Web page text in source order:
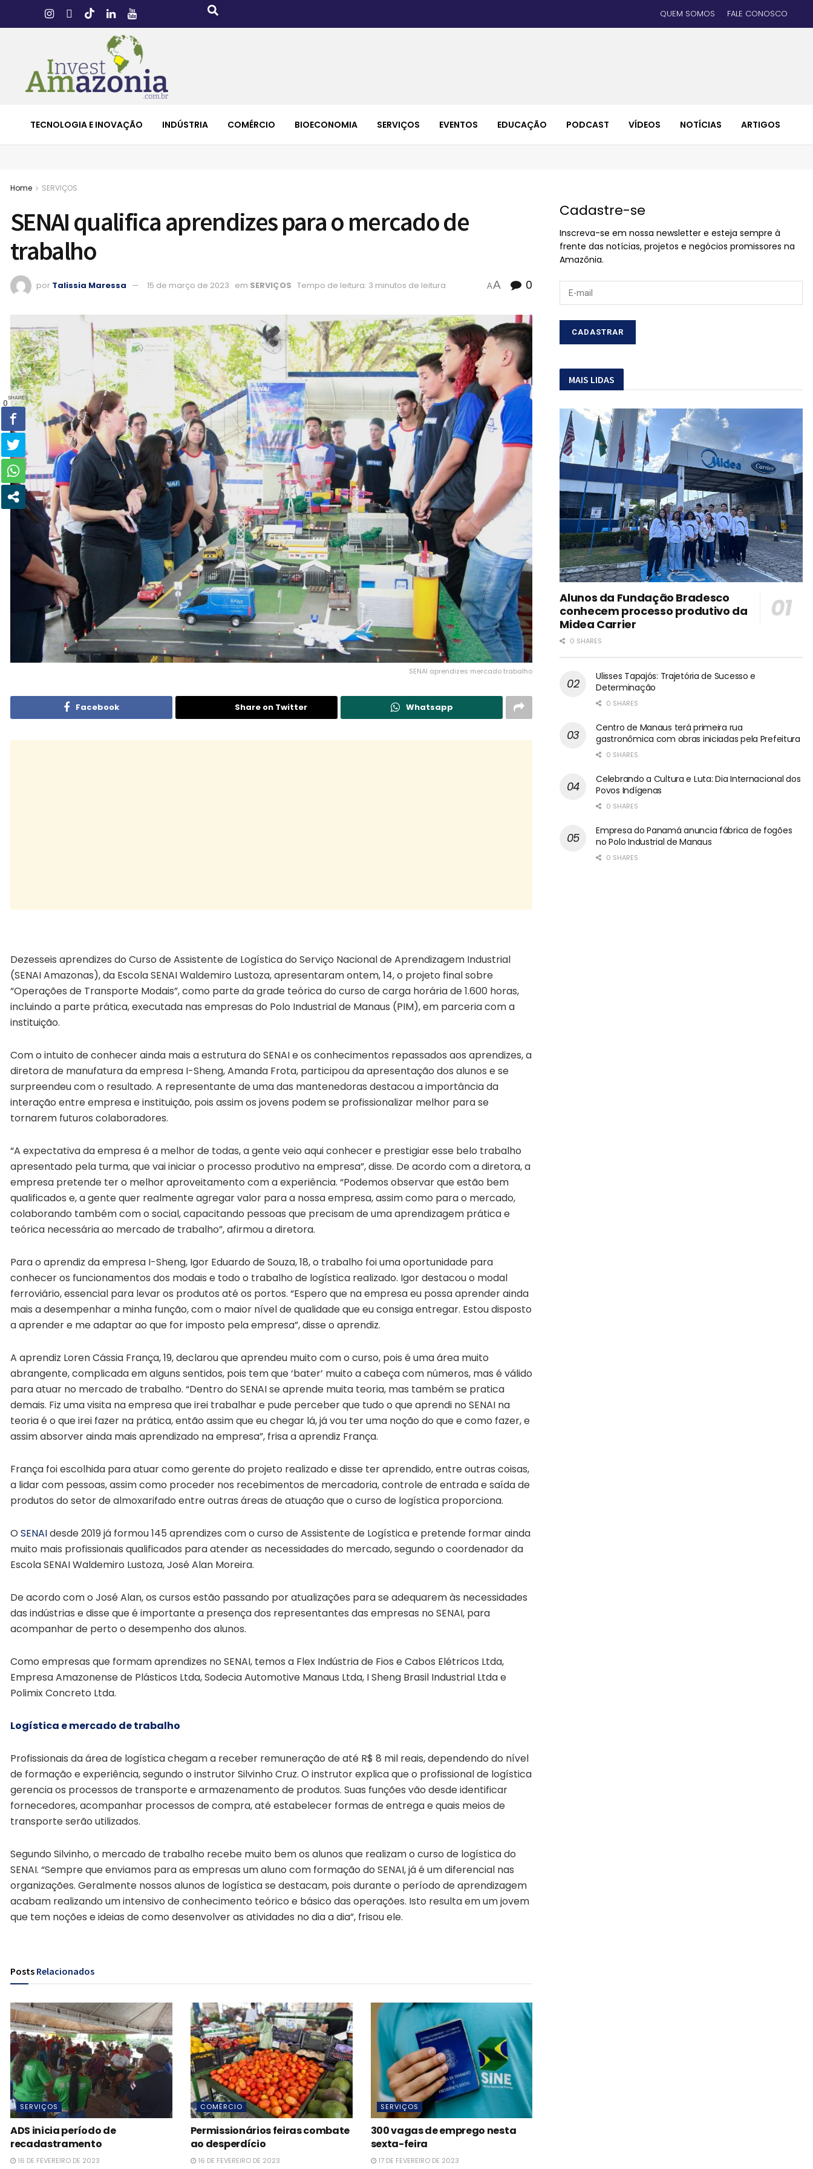
QUEM SOMOS FALE CONOSCO
TECNOLOGIA E INOVAÇÃO INDÚSTRIA COMÉRCIO BIOECONOMIA SERVIÇOS EVENTOS EDUCAÇÃO PODCAST VÍDEOS NOTÍCIAS ARTIGOS
Home SERVIÇOS
SENAI qualifica aprendizes para o mercado de
trabalho
por Talissia Maressa 15 de março de 2023 em SERVIÇOS Tempo de leitura: 3 minutos de leitura AA 0
SENAI aprendizes mercado trabalho
Facebook Share on Twitter Whatsapp
Dezesseis aprendizes do Curso de Assistente de Logística do Serviço Nacional de Aprendizagem Industrial
(SENAI Amazonas), da Escola SENAI Waldemiro Lustoza, apresentaram ontem, 14, o projeto final sobre
“Operações de Transporte Modais”, como parte da grade teórica do curso de carga horária de 1.600 horas,
incluindo a parte prática, executada nas empresas do Polo Industrial de Manaus (PIM), em parceria com a
instituição.
Com o intuito de conhecer ainda mais a estrutura do SENAI e os conhecimentos repassados aos aprendizes, a
diretora de manufatura da empresa I-Sheng, Amanda Frota, participou da apresentação dos alunos e se
surpreendeu com o resultado. A representante de uma das mantenedoras destacou a importância da
interação entre empresa e instituição, pois assim os jovens podem se profissionalizar melhor para se
tornarem futuros colaboradores.
“A expectativa da empresa é a melhor de todas, a gente veio aqui conhecer e prestigiar esse belo trabalho
apresentado pela turma, que vai iniciar o processo produtivo na empresa”, disse. De acordo com a diretora, a
empresa pretende ter o melhor aproveitamento com a experiência. “Podemos observar que estão bem
qualificados e, a gente quer realmente agregar valor para a nossa empresa, assim como para o mercado,
colaborando também com o social, capacitando pessoas que precisam de uma aprendizagem prática e
teórica necessária ao mercado de trabalho”, afirmou a diretora.
Para o aprendiz da empresa I-Sheng, Igor Eduardo de Souza, 18, o trabalho foi uma oportunidade para
conhecer os funcionamentos dos modais e todo o trabalho de logística realizado. Igor destacou o modal
ferroviário, essencial para levar os produtos até os portos. “Espero que na empresa eu possa aprender ainda
mais a desempenhar a minha função, com o maior nível de qualidade que eu consiga entregar. Estou disposto
a aprender e me adaptar ao que for imposto pela empresa”, disse o aprendiz.
A aprendiz Loren Cássia França, 19, declarou que aprendeu muito com o curso, pois é uma área muito
abrangente, complicada em alguns sentidos, pois tem que ‘bater’ muito a cabeça com números, mas é válido
para atuar no mercado de trabalho. “Dentro do SENAI se aprende muita teoria, mas também se pratica
demais. Fiz uma visita na empresa que irei trabalhar e pude perceber que tudo o que aprendi no SENAI na
teoria é o que irei fazer na prática, então assim que eu chegar lá, já vou ter uma noção do que e como fazer, e
assim absorver ainda mais aprendizado na empresa”, frisa a aprendiz França.
França foi escolhida para atuar como gerente do projeto realizado e disse ter aprendido, entre outras coisas,
a lidar com pessoas, assim como proceder nos recebimentos de mercadoria, controle de entrada e saída de
produtos do setor de almoxarifado entre outras áreas de atuação que o curso de logística proporciona.
O SENAIdesde 2019 já formou 145 aprendizes com o curso de Assistente de Logística e pretende formar ainda
muito mais profissionais qualificados para atender as necessidades do mercado, segundo o coordenador da
Escola SENAI Waldemiro Lustoza, José Alan Moreira.
De acordo com o José Alan, os cursos estão passando por atualizações para se adequarem às necessidades
das indústrias e disse que é importante a presença dos representantes das empresas no SENAI, para
acompanhar de perto o desempenho dos alunos.
Como empresas que formam aprendizes no SENAI, temos a Flex Indústria de Fios e Cabos Elétricos Ltda,
Empresa Amazonense de Plásticos Ltda, Sodecia Automotive Manaus Ltda, I Sheng Brasil Industrial Ltda e
Polimix Concreto Ltda.
Logística e mercado de trabalho
Profissionais da área de logística chegam a receber remuneração de até R$ 8 mil reais, dependendo do nível
de formação e experiência, segundo o instrutor Silvinho Cruz. O instrutor explica que o profissional de logística
gerencia os processos de transporte e armazenamento de produtos. Suas funções vão desde identificar
fornecedores, acompanhar processos de compra, até estabelecer formas de entrega e quais meios de
transporte serão utilizados.
Segundo Silvinho, o mercado de trabalho recebe muito bem os alunos que realizam o curso de logística do
SENAI. “Sempre que enviamos para as empresas um aluno com formação do SENAI, já é um diferencial nas
organizações. Geralmente nossos alunos de logística se destacam, pois durante o período de aprendizagem
acabam realizando um intensivo de conhecimento teórico e básico das operações. Isto resulta em um jovem
que tem noções e ideias de como desenvolver as atividades no dia a dia”, frisou ele.
Posts Relacionados
SERVIÇOS
ADS inicia período de
recadastramento
16 DE FEVEREIRO DE 2023
COMÉRCIO
Permissionários feiras combate
ao desperdício
16 DE FEVEREIRO DE 2023
SERVIÇOS
300 vagas de emprego nesta
sexta-feira
17 DE FEVEREIRO DE 2023
Cadastre-se
Inscreva-se em nossa newsletter e esteja sempre à
frente das notícias, projetos e negócios promissores na
Amazônia.
MAIS LIDAS
Alunos da Fundação Bradesco
conhecem processo produtivo da
Midea Carrier
0 SHARES
Ulisses Tapajós: Trajetória de Sucesso e
Determinação
0 SHARES
Centro de Manaus terá primeira rua
gastronômica com obras iniciadas pela Prefeitura
0 SHARES
Celebrando a Cultura e Luta: Dia Internacional dos
Povos Indígenas
0 SHARES
Empresa do Panamá anuncia fábrica de fogões
no Polo Industrial de Manaus
0 SHARES
0
SHARES